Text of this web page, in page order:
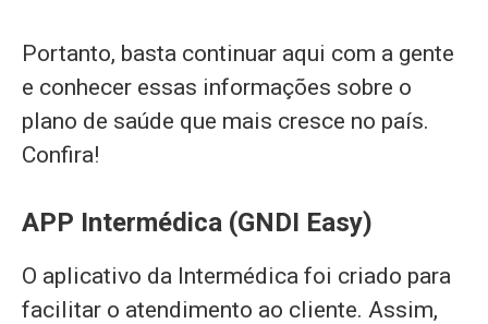
Portanto, basta continuar aqui com a gente
e conhecer essas informações sobre o
plano de saúde que mais cresce no país.
Confira!
APP Intermédica (GNDI Easy)
O aplicativo da Intermédica foi criado para
facilitar o atendimento ao cliente. Assim,